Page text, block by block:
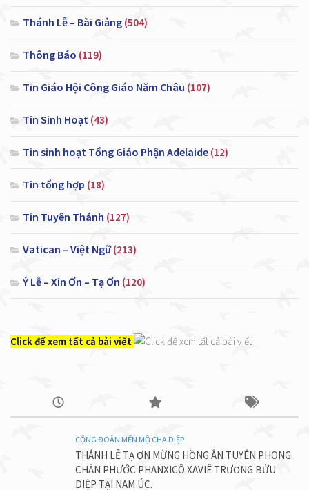
Thánh Lễ – Bài Giảng (504)
Thông Báo (119)
Tin Giáo Hội Công Giáo Năm Châu (107)
Tin Sinh Hoạt (43)
Tin sinh hoạt Tổng Giáo Phận Adelaide (12)
Tin tổng hợp (18)
Tin Tuyên Thánh (127)
Vatican – Việt Ngữ(213)
Ý Lễ – Xin Ơn – Tạ Ơn (120)
Click để xem tất cả bài viết
CỘNG ĐOÀN MẾN MỘ CHA DIỆP
THÁNH LỄ TẠ ƠN MỪNG HỒNG ÂN TUYÊN PHONG
CHÂN PHƯỚC PHANXICÔ XAVIÊ TRƯƠNG BỬU
DIỆP TẠI NAM ÚC.